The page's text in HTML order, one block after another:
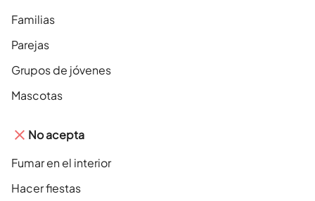
Familias
Parejas
Grupos de jóvenes
Mascotas
No acepta
Fumar en el interior
Hacer fiestas